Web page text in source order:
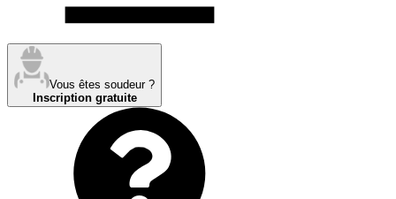
Vous êtes soudeur ?
Inscription gratuite